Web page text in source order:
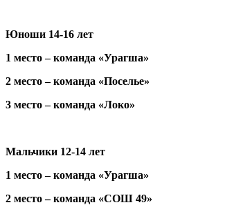
Юноши 14-16 лет
1 место – команда «Урагша»
2 место – команда «Поселье»
3 место – команда «Локо»
Мальчики 12-14 лет
1 место – команда «Урагша»
2 место – команда «СОШ 49»